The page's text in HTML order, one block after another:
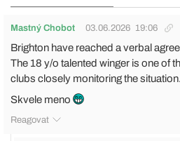
Mastný Chobot 03.06.2026 19:06
Brighton have reached a verbal
The 18 y/o talented winger is one of
clubs closely monitoring the situation.
Skvele meno
Reagovat